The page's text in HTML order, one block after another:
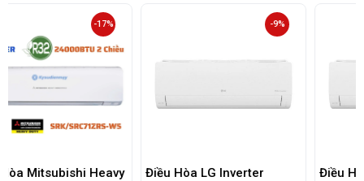
Điều Hòa LG Inverter
Điều Hòa LG Inverter